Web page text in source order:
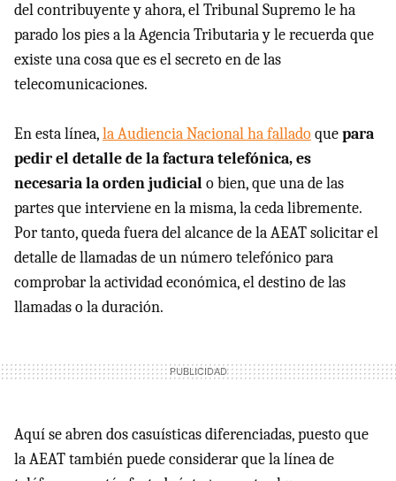
del contribuyente y ahora, el Tribunal Supremo le ha
parado los pies a la Agencia Tributaria y le recuerda que
existe una cosa que es el secreto en de las
telecomunicaciones.
En esta línea,la Audiencia Nacional ha falladoquepara
pedir el detalle de la factura telefónica, es
necesaria la orden judicialo bien, que una de las
partes que interviene en la misma, la ceda libremente.
Por tanto, queda fuera del alcance de la AEAT solicitar el
detalle de llamadas de un número telefónico para
comprobar la actividad económica, el destino de las
llamadas o la duración.
Aquí se abren dos casuísticas diferenciadas, puesto que
la AEAT también puede considerar que la línea de